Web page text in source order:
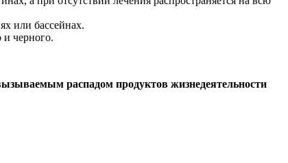
или бассейнах.
и черного.
распадом продуктов жизнедеятельности